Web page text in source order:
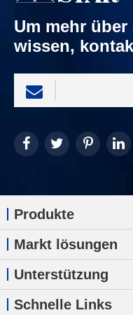
Um mehr
wissen,
Produkte
Markt lösungen
Unterstützung
Schnelle Links